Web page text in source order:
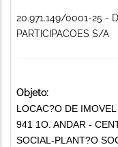
20.971.149/0001-25 -
PARTICIPACOES S/A
Objeto:
LOCAC?O DE
941 1O. ANDAR -
SOCIAL-PLANT?O